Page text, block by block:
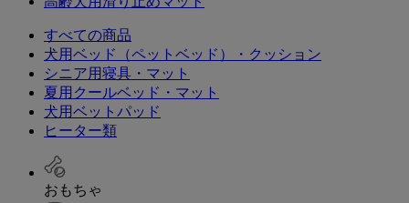
すべての商品
犬用ベッド（ペットベッド）・クッション
シニア用寝具・マット
夏用クールベッド・マット
犬用ベットパッド
ヒーター類
おもちゃ